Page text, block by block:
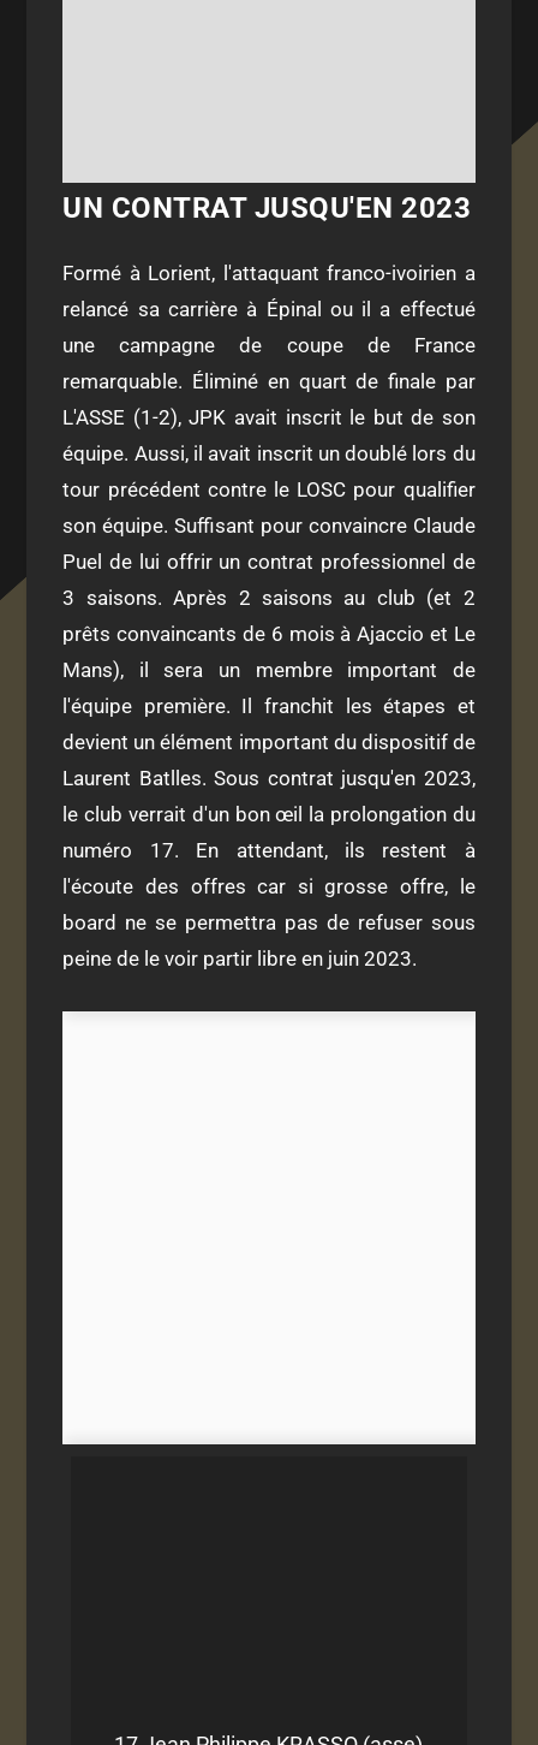
UN CONTRAT JUSQU'EN 2023
Formé à Lorient, l'attaquant franco-ivoirien a
relancé sa carrière à Épinal ou il a effectué
une campagne de coupe de France
remarquable. Éliminé en quart de finale par
L'ASSE (1-2), JPK avait inscrit le but de son
équipe. Aussi, il avait inscrit un doublé lors du
tour précédent contre le LOSC pour qualifier
son équipe. Suffisant pour convaincre Claude
Puel de lui offrir un contrat professionnel de
3 saisons. Après 2 saisons au club (et 2
prêts convaincants de 6 mois à Ajaccio et Le
Mans), il sera un membre important de
l'équipe première. Il franchit les étapes et
devient un élément important du dispositif de
Laurent Batlles. Sous contrat jusqu'en 2023,
le club verrait d'un bon œil la prolongation du
numéro 17. En attendant, ils restent à
l'écoute des offres car si grosse offre, le
board ne se permettra pas de refuser sous
peine de le voir partir libre en juin 2023.